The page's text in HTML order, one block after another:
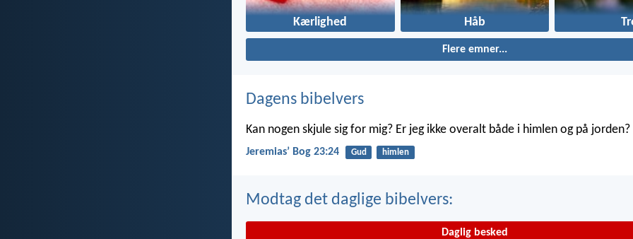
Kærlighed Håb
Flere emner...
Dagens bibelvers
Kan nogen skjule sig for mig? Er jeg ikke overalt både i himlen og på jorden?
Jeremiasʼ Bog 23:24 Gud himlen
Modtag det daglige bibelvers:
Daglig besked